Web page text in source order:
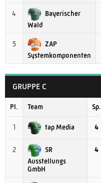
4
Bayerischer
Wald
5
ZAP
Systemkomponenten
GRUPPE C
Pl. Team Sp.
1 tap Media 4
2
SR
Ausstellungs
GmbH
4